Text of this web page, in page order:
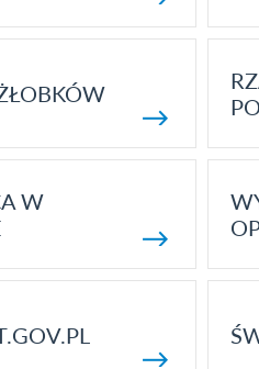
W